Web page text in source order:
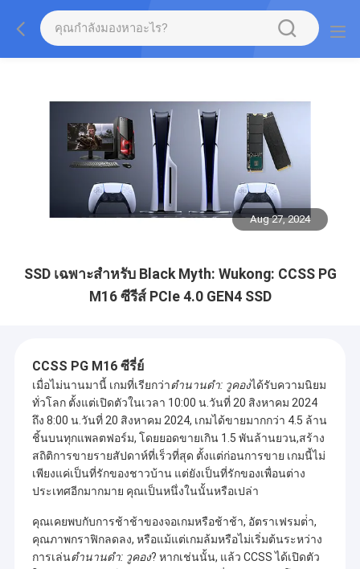
Aug 27, 2024
SSD เฉพาะสําหรับ Black Myth: Wukong: CCSS PG
M16 ซีรีส์ PCIe 4.0 GEN4 SSD
CCSS PG M16 ซีรี่ย์
เมื่อไม่นานมานี้ เกมที่เรียกว่าตํานานดํา: วูคองได้รับความนิยม
ทั่วโลก ตั้งแต่เปิดตัวในเวลา 10:00 น.วันที่ 20 สิงหาคม 2024
ถึง 8:00 น.วันที่ 20 สิงหาคม 2024, เกมได้ขายมากกว่า 4.5 ล้าน
ชิ้นบนทุกแพลตฟอร์ม, โดยยอดขายเกิน 1.5 พันล้านยวน,สร้าง
สถิติการขายรายสัปดาห์ที่เร็วที่สุด ตั้งแต่ก่อนการขาย เกมนี้ไม่
เพียงแค่เป็นที่รักของชาวบ้าน แต่ยังเป็นที่รักของเพื่อนต่าง
ประเทศอีกมากมาย คุณเป็นหนึ่งในนั้นหรือเปล่า
คุณเคยพบกับการช้าช้าของจอเกมหรือช้าช้า, อัตราเฟรมต่ํา,
คุณภาพกราฟิกลดลง, หรือแม้แต่เกมล้มหรือไม่เริ่มต้นระหว่าง
การเล่นตํานานดํา: วูคอง? หากเช่นนั้น, แล้ว CCSS ได้เปิดตัว